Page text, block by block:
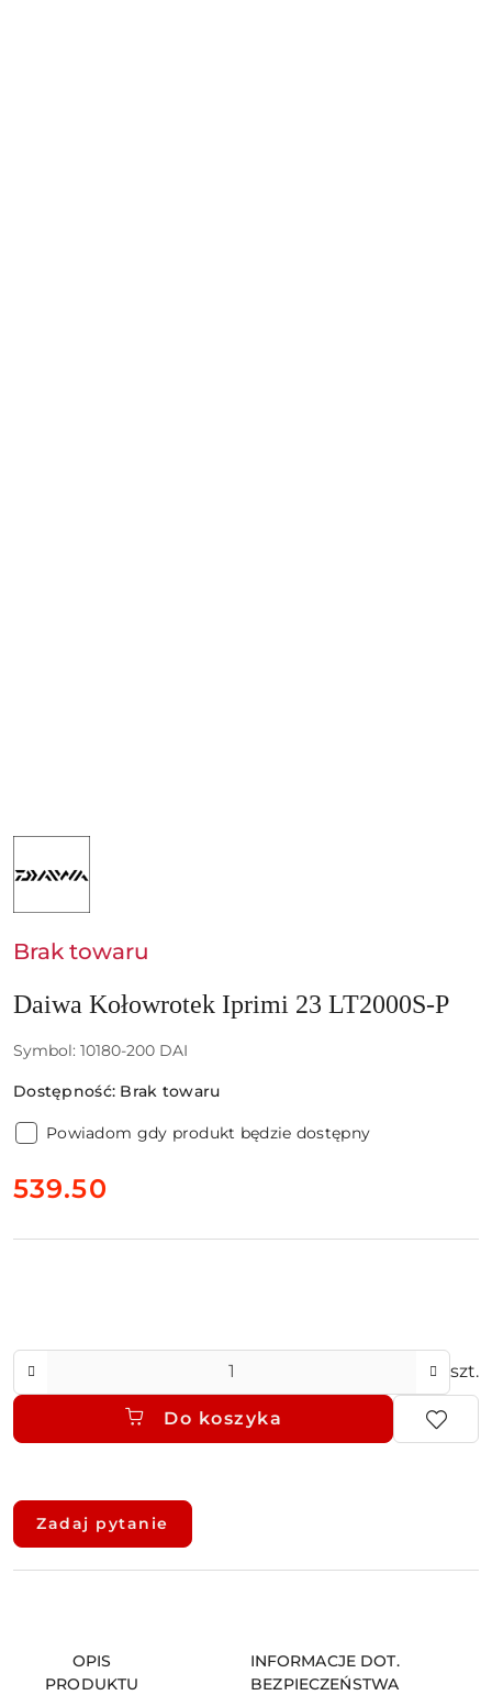
NAZWA
DAIWA
Brak towaru
Daiwa Kołowrotek Iprimi 23 LT2000S-P
Symbol: 10180-200 DAI
Dostępność: Brak towaru
Powiadom gdy produkt będzie dostępny
cena:
539.50
Ilość szt.
Do koszyka
dostawa
Zadaj pytanie
OPIS
PRODUKTU
INFORMACJE DOT.
BEZPIECZEŃSTWA